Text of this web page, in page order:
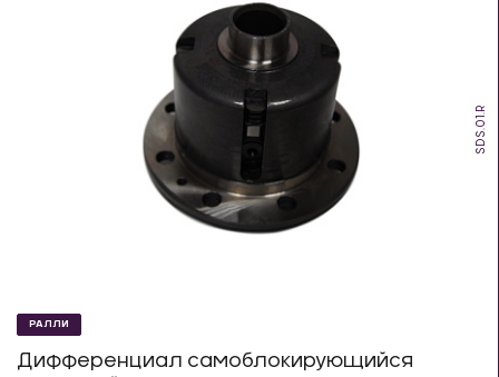
SDS.01.R
РАЛЛИ
Дифференциал самоблокирующийся